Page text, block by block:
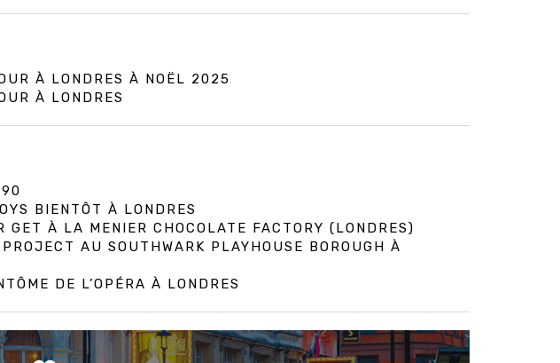
À LONDRES À NOËL 2025
À LONDRES
BIENTÔT À LONDRES
À LA MENIER CHOCOLATE FACTORY (LONDRES)
AU SOUTHWARK PLAYHOUSE BOROUGH À
DE L’OPÉRA À LONDRES